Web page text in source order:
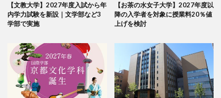
【文教大学】2027年度入試から年
内学力試験を新設｜文学部など3
学部で実施
【お茶の水女子大学】2027年度以
降の入学者を対象に授業料20％値
上げを検討